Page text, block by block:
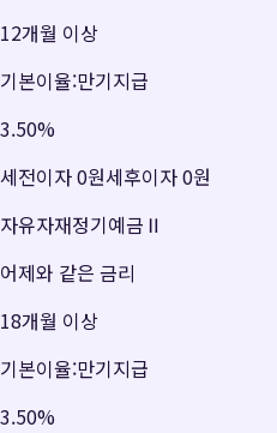
12개월 이상
기본이율:만기지급
3.50%
세전이자0원세후이자0원
자유자재정기예금Ⅱ
어제와 같은 금리
18개월 이상
기본이율:만기지급
3.50%